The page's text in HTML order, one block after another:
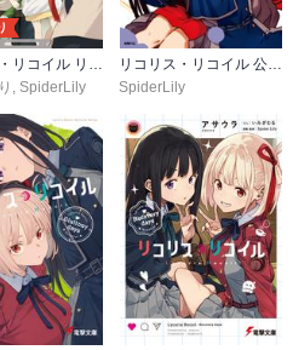
」「むにむにむにむにむにむるむ
イイ」「イミギギギギギィイ
ア～！！」
リコリス・リコイル リコレクト
, SpiderLily
リコリス・リコイル 公式コミックアンソロジー リアクト
SpiderLily